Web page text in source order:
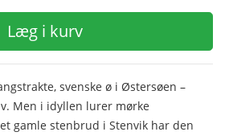
Læg i kurv
svenske ø i Østersøen –
Men i idyllen lurer mørke
gamle stenbrud i Stenvik har den